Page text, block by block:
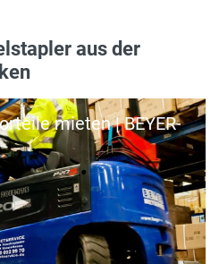
m
aus der
mieten | BEYER-